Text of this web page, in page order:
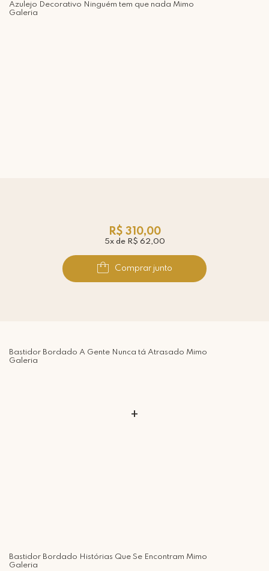
Azulejo Decorativo Ninguém tem que nada Mimo
Galeria
R$ 310,00
5x de R$ 62,00
Comprar junto
Bastidor Bordado A Gente Nunca tá Atrasado Mimo
Galeria
+
Bastidor Bordado Histórias Que Se Encontram Mimo
Galeria